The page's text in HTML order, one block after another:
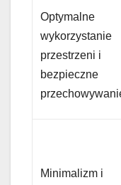
Optymalne
wykorzystanie
przestrzeni i
bezpieczne
Minimalizm i